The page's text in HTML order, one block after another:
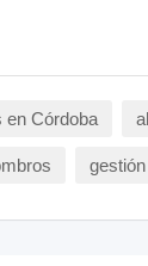
en Córdoba